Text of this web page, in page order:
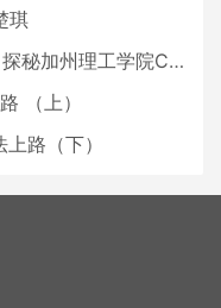
琪
学院Caltech博士生活 [上集]
（上）
路（下）